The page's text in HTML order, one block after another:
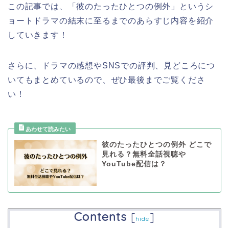
この記事では、「彼のたったひとつの例外」
というシ
ョートドラマの結末に至るまでのあらすじ内容を紹介
していきます！
さらに、ドラマの感想やSNSでの評判、見どころにつ
いてもまとめているので、ぜひ最後までご覧くださ
い！
彼のたったひとつの例外 どこで
見れる？無料全話視聴や
YouTube配信は？
Contents [hide ]